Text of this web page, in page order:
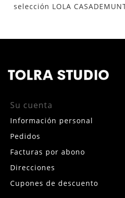
selección LOLA
Su cuenta
Información personal
Pedidos
Facturas por abono
Direcciones
Cupones de descuento